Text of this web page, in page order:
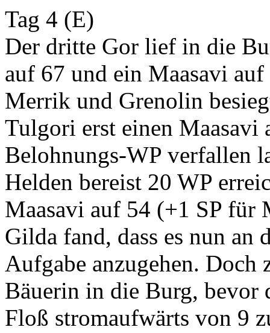
Tag 4 (E)
Der dritte Gor lief in die
auf 67 und ein Maasavi auf
Merrik und Grenolin
Tulgori erst einen
Belohnungs-WP verfallen
Helden bereist 20 WP
Maasavi auf 54 (+1 SP für
Gilda fand, dass es nun an
Aufgabe anzugehen. Doch
Bäuerin in die Burg, bevor
Floß stromaufwärts von 9